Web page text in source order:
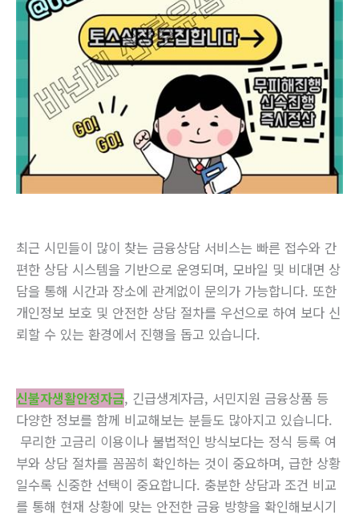
최근 시민들이 많이 찾는 금융상담 서비스는 빠른 접수와 간
편한 상담 시스템을 기반으로 운영되며, 모바일 및 비대면 상
담을 통해 시간과 장소에 관계없이 문의가 가능합니다. 또한
개인정보 보호 및 안전한 상담 절차를 우선으로 하여 보다 신
뢰할 수 있는 환경에서 진행을 돕고 있습니다.
신불자생활안정자금, 긴급생계자금, 서민지원 금융상품 등
다양한 정보를 함께 비교해보는 분들도 많아지고 있습니다.
무리한 고금리 이용이나 불법적인 방식보다는 정식 등록 여
부와 상담 절차를 꼼꼼히 확인하는 것이 중요하며, 급한 상황
일수록 신중한 선택이 중요합니다. 충분한 상담과 조건 비교
를 통해 현재 상황에 맞는 안전한 금융 방향을 확인해보시기